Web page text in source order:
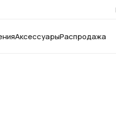
АксессуарыРаспродажа